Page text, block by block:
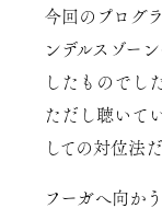
今回のプログ
ンデルスゾー
したものでし
ただし聴いて
しての対位法
フーガへ向か